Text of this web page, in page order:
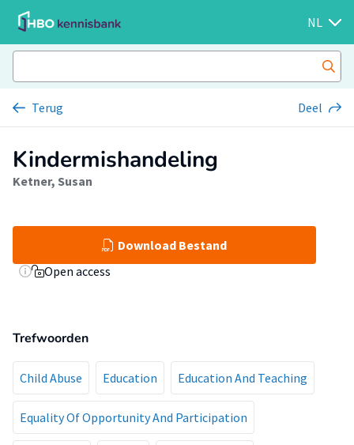
NL
Terug Deel
Kindermishandeling
Ketner, Susan
Download Bestand
Open access
Trefwoorden
Child Abuse Education Education And Teaching
Equality Of Opportunity And Participation